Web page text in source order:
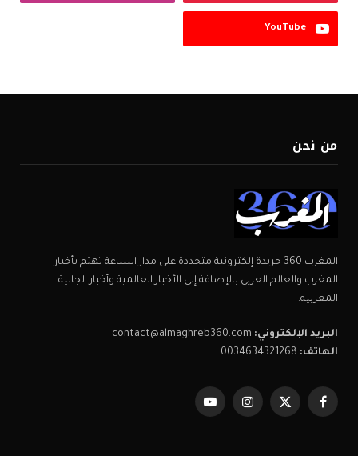
YouTube
من نحن
المغرب 360 جريدة إلكترونية متجددة على مدار الساعة تهتم بأخبار
المغرب والعالم العربي بالإضافة إلى الأخبار العالمية وأخبار الجالية
المغربية.
البريد الإلكتروني:
الهاتف:
فيسبوكX
الانستغراميوتيوب